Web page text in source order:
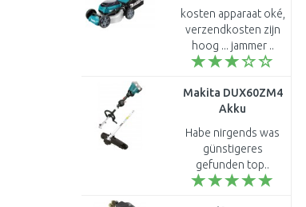
460mm Li-ion LXT
2x18V (ohne Akku)
kosten apparaat oké,
verzendkosten zijn
hoog ... jammer ..
Makita DUX60ZM4
Akku
Multifunktionsantrieb
(ohne Akku und
Ladegerät), 2x18V
Habe nirgends was
günstigeres
gefunden top..